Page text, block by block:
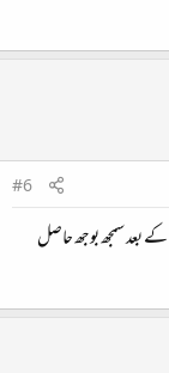
#6
بعد سمجھ بوجھ حاصل